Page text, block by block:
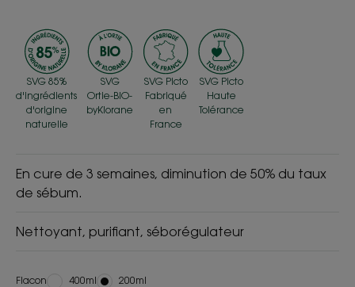
SVG 85%
d'ingrédients
d'origine
naturelle
SVG
Ortie-BIO-
byKlorane
SVG Picto
Fabriqué
en
France
SVG Picto
Haute
Tolérance
En cure de 3 semaines, diminution de 50% du taux
de sébum.
Nettoyant, purifiant, séborégulateur
Flacon Flacon
400ml Flacon
200ml